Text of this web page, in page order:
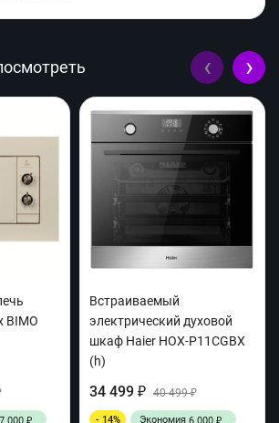
BIMO
000 ₽
Встраиваемый
электрический духовой
шкаф Haier HOX-P11CGBX
(h)
34 499 ₽ 40 499₽
- 14% Экономия 6 000 ₽
‹ ›